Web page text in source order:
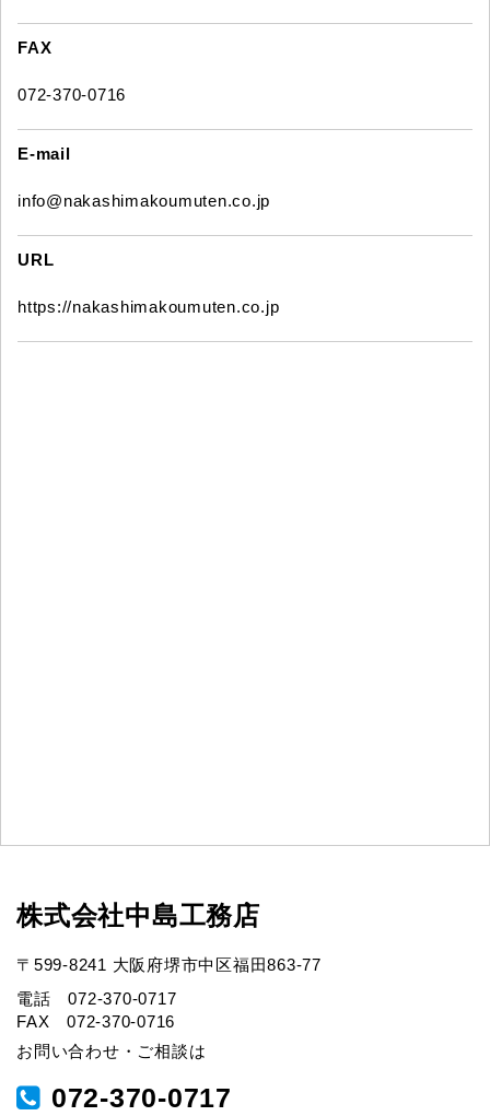
FAX
072-370-0716
E-mail
info@nakashimakoumuten.co.jp
URL
https://nakashimakoumuten.co.jp
株式会社中島工務店
〒599-8241 大阪府堺市中区福田863-77
電話 072-370-0717
FAX 072-370-0716
お問い合わせ・ご相談は
072-370-0717